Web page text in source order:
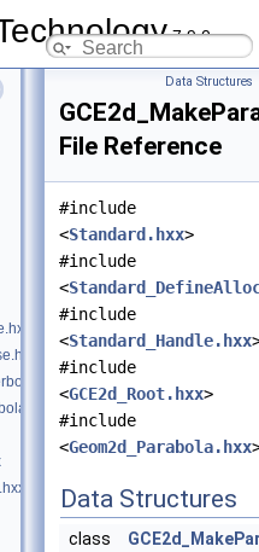
7.9.0
Data Structures
File Reference
#include
<Standard.hxx>
#include
<
#include
<Standard_Handle.hxx
#include
<GCE2d_Root.hxx>
#include
<Geom2d_Parabola.hxx
Data Structures
class